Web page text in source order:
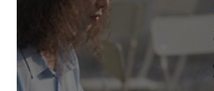
김민정 운영 매니저, 김채린 도슨트 [ 전시 ] 《불편한
들에게(Us and Them)》 주최·주관 - 문타라엔터테
미술관,..